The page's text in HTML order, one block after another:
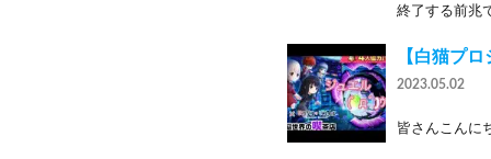
終了する前兆
【白猫プ
2023.05.02
皆さんこんに